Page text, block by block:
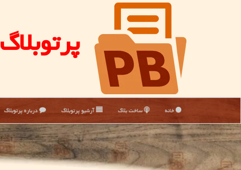
پرتوبلاگ
خانه ساخت بلاگ آرشیو پرتوبلاگ درباره پرتوبلاگ